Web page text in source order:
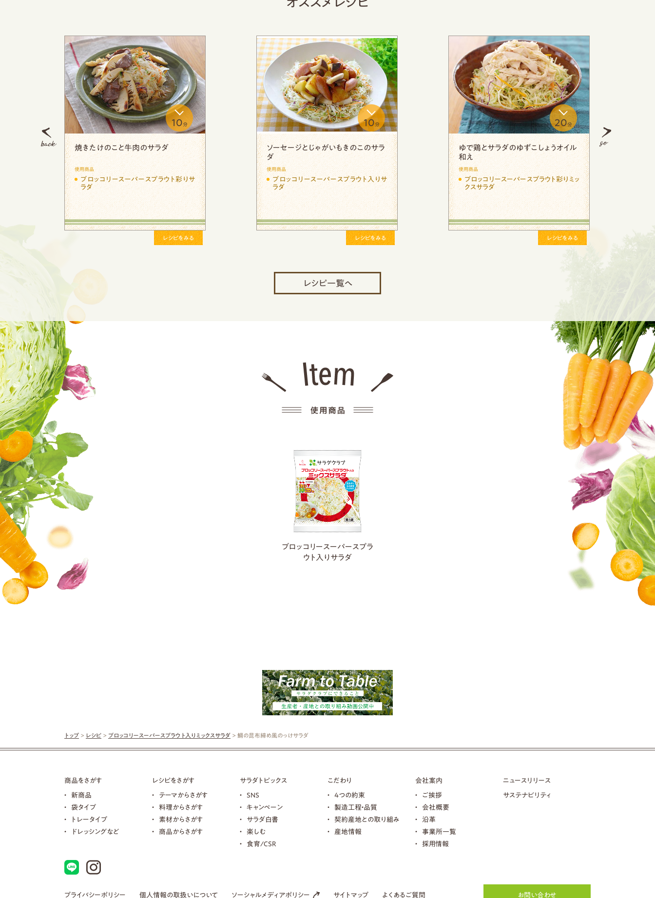
もきのこのサラ
ゆで鶏とサラダのゆずこしょうオイル
和え
使用商品
ブロッコリースーパースプラウト彩りミッ
クスサラダ
夏野菜のスタミナ炒めサラダ
使用商品
ブロッコリースーパースプラウト入りサ
ラダ
冷やしサラダビーフン
使用商品
ブロッコリースーパースプラウト彩りミッ
クスサラダ
レシピ一覧へ
ブロッコリースーパースプラ
ウト入りサラダ
トップ > レシピ > ブロッコリースーパースプラウト入りミックスサラダ > 鯛の昆布締め風のっけサラダ
商品をさがす
新商品
袋タイプ
トレータイプ
ドレッシングなど
レシピをさがす
テーマからさがす
料理からさがす
素材からさがす
商品からさがす
サラダトピックス
SNS
キャンペーン
サラダ白書
楽しむ
食育/CSR
こだわり
4つの約束
製造工程・品質
契約産地との取り組み
産地情報
会社案内
ご挨拶
会社概要
沿革
事業所一覧
採用情報
ニュースリリース
サステナビリティ
プライバシーポリシー 個人情報の取扱いについて ソーシャルメディアポリシー サイトマップ よくあるご質問 お問い合わせ